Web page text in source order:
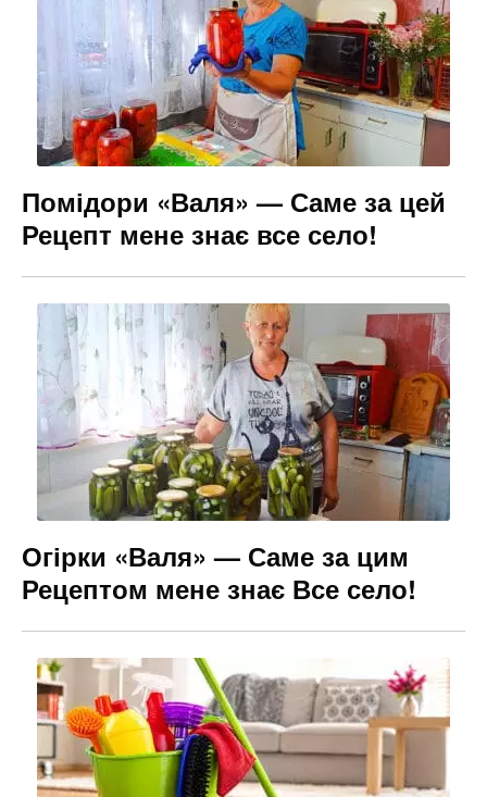
o
k
m n
g
er
Помідори «Валя» — Саме за цей
Рецепт мене знає все село!
Огірки «Валя» — Саме за цим
Рецептом мене знає Все село!